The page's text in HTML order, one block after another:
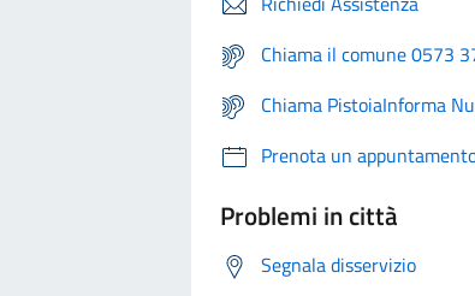
Chiama il comune 0573
Chiama PistoiaInforma
Prenota un
Problemi in città
Segnala disservizio